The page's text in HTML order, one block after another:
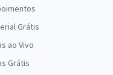
Grátis
ao Vivo
Grátis